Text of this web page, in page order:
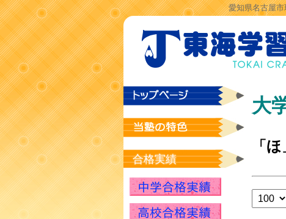
愛知県名古屋
大
「
合格実績